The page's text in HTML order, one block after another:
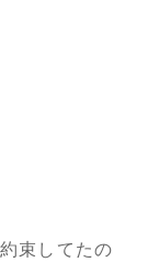
束してたの